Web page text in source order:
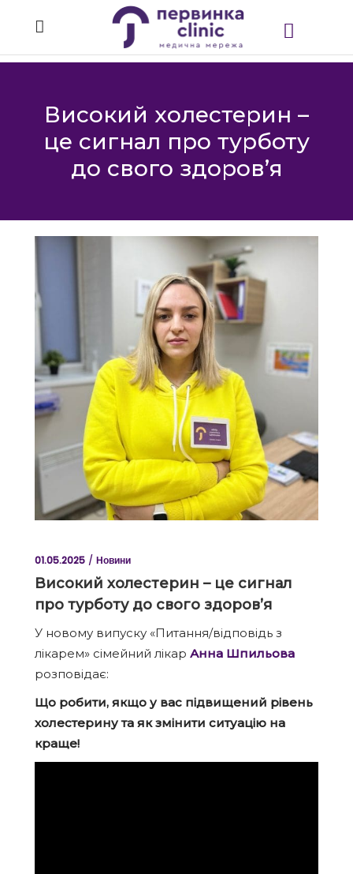
Високий холестерин –
це сигнал про турботу
до свого здоров’я
01.05.2025 Новини
Високий холестерин – це сигнал
про турботу до свого здоров’я
У новому випуску «Питання/відповідь з
лікарем» сімейний лікар Анна Шпильова
розповідає:
Що робити, якщо у вас підвищений рівень
холестерину та як змінити ситуацію на
краще!